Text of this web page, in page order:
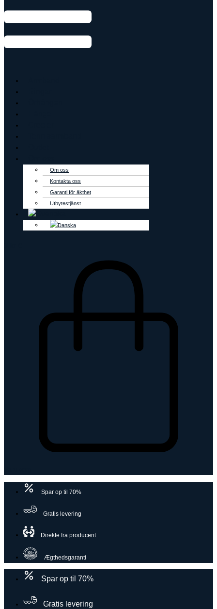
Om oss
Kontakta oss
Garanti för äkthet
Utbytestjänst
Spar op til 70%
Gratis levering
Direkte fra producent
Ægthedsgaranti
Spar op til 70%
Gratis levering